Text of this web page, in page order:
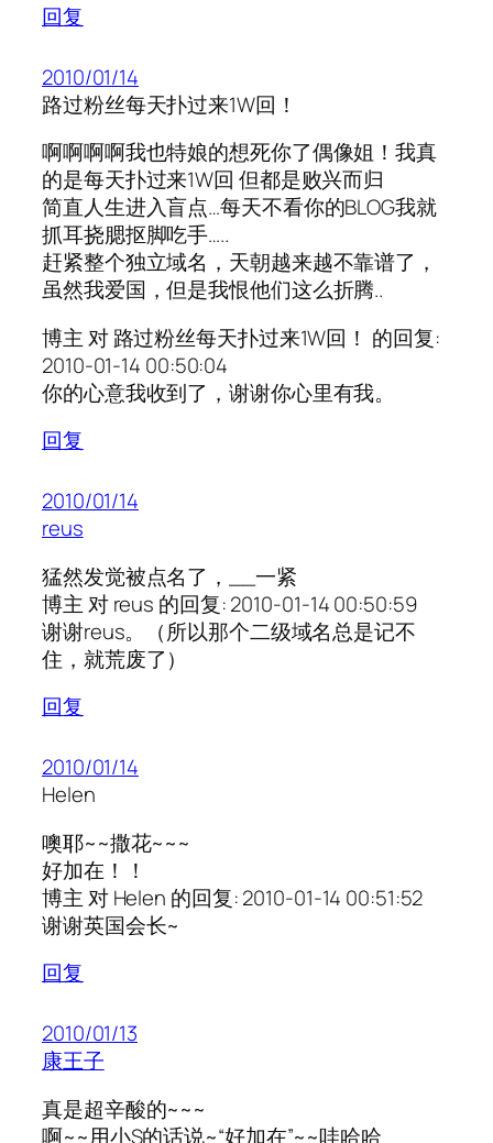
回复
2010/01/14
路过粉丝每天扑过来1W回！
啊啊啊啊我也特娘的想死你了偶像姐！我真
的是每天扑过来1W回 但都是败兴而归
简直人生进入盲点…每天不看你的BLOG我就
抓耳挠腮抠脚吃手…..
赶紧整个独立域名，天朝越来越不靠谱了，
虽然我爱国，但是我恨他们这么折腾..
博主 对 路过粉丝每天扑过来1W回！ 的回复:
2010-01-14 00:50:04
你的心意我收到了，谢谢你心里有我。
回复
2010/01/14
reus
猛然发觉被点名了，__一紧
博主 对 reus 的回复: 2010-01-14 00:50:59
谢谢reus。（所以那个二级域名总是记不
住，就荒废了）
回复
2010/01/14
Helen
噢耶~~撒花~~~
好加在！！
博主 对 Helen 的回复: 2010-01-14 00:51:52
谢谢英国会长~
回复
2010/01/13
康王子
真是超辛酸的~~~
啊~~用小S的话说~“好加在”~~哇哈哈